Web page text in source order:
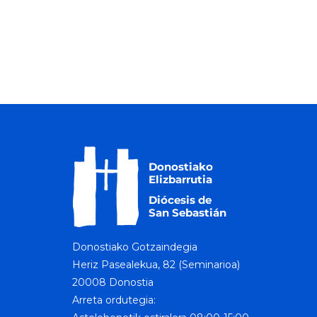
Donostiako Gotzaindegia
Heriz Pasealekua, 82 (Seminarioa)
20008 Donostia
Arreta ordutegia: